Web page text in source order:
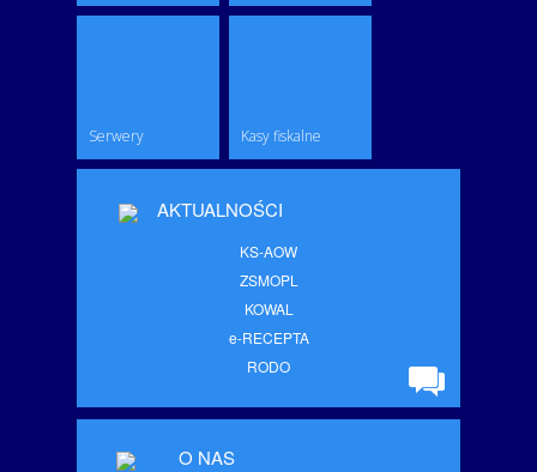
Serwery Kasy fiskalne
AKTUALNOŚCI
KS-AOW
ZSMOPL
KOWAL
e-RECEPTA
RODO
O NAS